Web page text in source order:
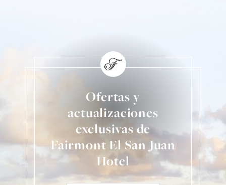
Ofertas y
actualizaciones
exclusivas de
Fairmont El San Juan
Hotel